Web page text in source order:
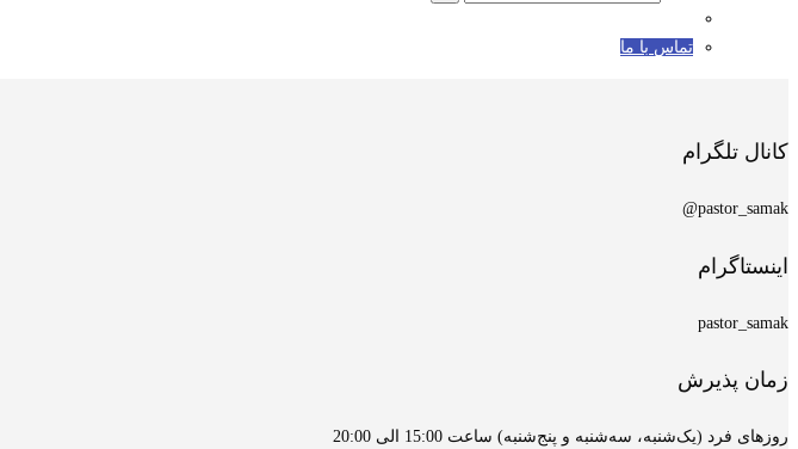
تماس با ما
کانال تلگرام
pastor_samak@
اینستاگرام
pastor_samak
زمان پذیرش
روزهای فرد (یک‌شنبه، سه‌شنبه و پنج‌شنبه) ساعت 15:00 الی 20:00